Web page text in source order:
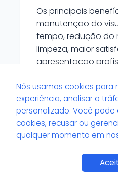
Os principais
manutenção do
tempo, redução do
limpeza, maior
apresentação
ajudar a prolongar
ao proteger contra
ação de agentes
Nós usamos cookies para
experiência, analisar o
personalizado. Você
cookies, recusar ou
qualquer momento em